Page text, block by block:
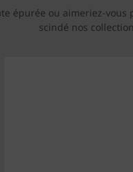
épurée ou aimeriez-
scindé nos